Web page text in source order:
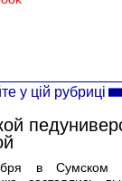
у цій рубриці
в Сумском